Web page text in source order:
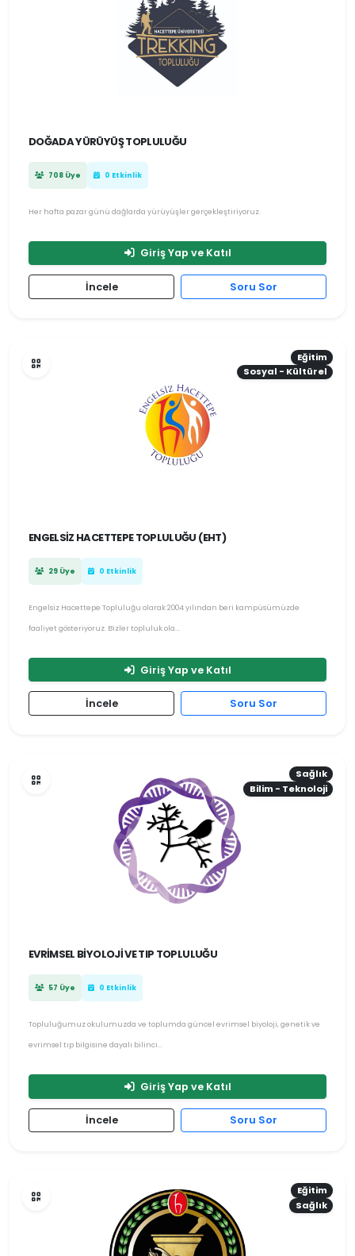
DOĞADA YÜRÜYÜŞ TOPLULUĞU
708 Üye 0 Etkinlik
Her hafta pazar günü dağlarda yürüyüşler gerçekleştiriyoruz.
Giriş Yap ve Katıl
İncele Soru Sor
Eğitim
Sosyal - Kültürel
ENGELSIZ HACETTEPE TOPLULUĞU (EHT)
29 Üye 0 Etkinlik
Engelsiz Hacettepe Topluluğu olarak 2004 yılından beri kampüsümüzde
faaliyet gösteriyoruz. Bizler topluluk ola...
Giriş Yap ve Katıl
İncele Soru Sor
Sağlık
Bilim - Teknoloji
EVRIMSEL BIYOLOJI VE TIP TOPLULUĞU
57 Üye 0 Etkinlik
Topluluğumuz okulumuzda ve toplumda güncel evrimsel biyoloji, genetik ve
evrimsel tıp bilgisine dayalı bilinci...
Giriş Yap ve Katıl
İncele Soru Sor
Eğitim
Sağlık